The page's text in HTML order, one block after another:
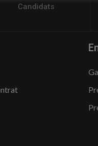
Candidats